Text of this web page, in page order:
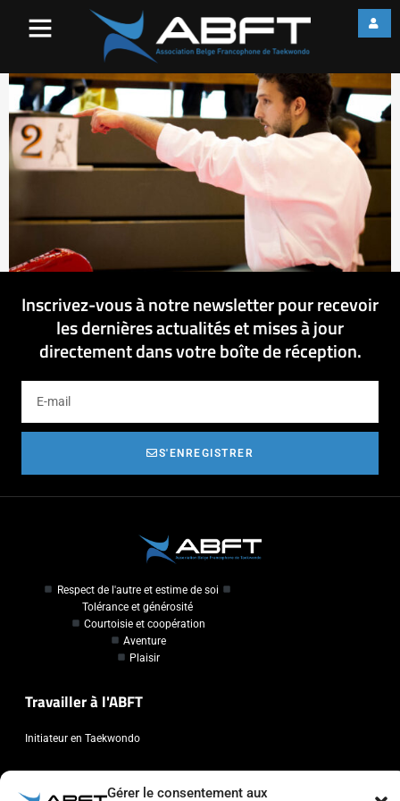
Gérer le consentement aux
Inscrivez-vous à notre newsletter pour recevoir
les dernières actualités et mises à jour
directement dans votre boîte de réception.
S'ENREGISTRER
Respect de l'autre et estime de soi
Tolérance et générosité
Courtoisie et coopération
Aventure
Plaisir
Travailler à l'ABFT
Initiateur en Taekwondo